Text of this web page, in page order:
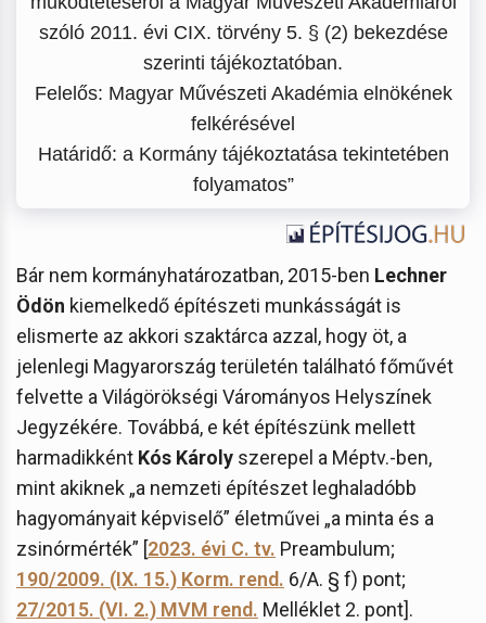
szóló 2011. évi CIX. törvény 5. § (2) bekezdése
szerinti tájékoztatóban.
Felelős: Magyar Művészeti Akadémia elnökének
felkérésével
Határidő: a Kormány tájékoztatása tekintetében
folyamatos”
Bár nem kormányhatározatban, 2015-ben Lechner
Ödön kiemelkedő építészeti munkásságát is
elismerte az akkori szaktárca azzal, hogy öt, a
jelenlegi Magyarország területén található főművét
felvette a Világörökségi Várományos Helyszínek
Jegyzékére. Továbbá, e két építészünk mellett
harmadikként Kós Károly szerepel a Méptv.-ben,
mint akiknek „a nemzeti építészet leghaladóbb
hagyományait képviselő” életművei „a minta és a
zsinórmérték” [2023. évi C. tv. Preambulum;
190/2009. (IX. 15.) Korm. rend. 6/A. § f) pont;
27/2015. (VI. 2.) MVM rend. Melléklet 2. pont].